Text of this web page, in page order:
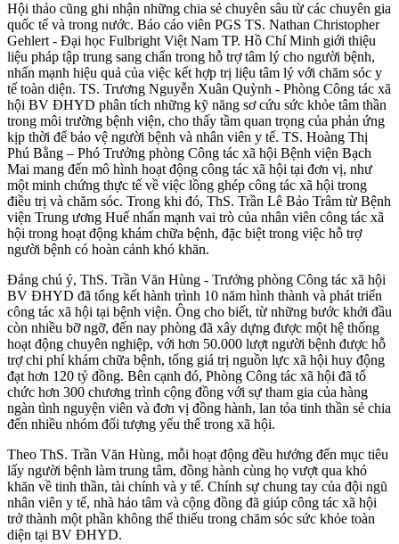
Hội thảo cũng ghi nhận những chia sẻ chuyên sâu từ các chuyên gia
quốc tế và trong nước. Báo cáo viên PGS TS. Nathan Christopher
Gehlert - Đại học Fulbright Việt Nam TP. Hồ Chí Minh giới thiệu
liệu pháp tập trung sang chấn trong hỗ trợ tâm lý cho người bệnh,
nhấn mạnh hiệu quả của việc kết hợp trị liệu tâm lý với chăm sóc y
tế toàn diện. TS. Trương Nguyễn Xuân Quỳnh - Phòng Công tác xã
hội BV ĐHYD phân tích những kỹ năng sơ cứu sức khỏe tâm thần
trong môi trường bệnh viện, cho thấy tầm quan trọng của phản ứng
kịp thời để bảo vệ người bệnh và nhân viên y tế. TS. Hoàng Thị
Phú Bằng – Phó Trưởng phòng Công tác xã hội Bệnh viện Bạch
Mai mang đến mô hình hoạt động công tác xã hội tại đơn vị, như
một minh chứng thực tế về việc lồng ghép công tác xã hội trong
điều trị và chăm sóc. Trong khi đó, ThS. Trần Lê Bảo Trâm từ Bệnh
viện Trung ương Huế nhấn mạnh vai trò của nhân viên công tác xã
hội trong hoạt động khám chữa bệnh, đặc biệt trong việc hỗ trợ
người bệnh có hoàn cảnh khó khăn.
Đáng chú ý, ThS. Trần Văn Hùng - Trưởng phòng Công tác xã hội
BV ĐHYD đã tổng kết hành trình 10 năm hình thành và phát triển
công tác xã hội tại bệnh viện. Ông cho biết, từ những bước khởi đầu
còn nhiều bỡ ngỡ, đến nay phòng đã xây dựng được một hệ thống
hoạt động chuyên nghiệp, với hơn 50.000 lượt người bệnh được hỗ
trợ chi phí khám chữa bệnh, tổng giá trị nguồn lực xã hội huy động
đạt hơn 120 tỷ đồng. Bên cạnh đó, Phòng Công tác xã hội đã tổ
chức hơn 300 chương trình cộng đồng với sự tham gia của hàng
ngàn tình nguyện viên và đơn vị đồng hành, lan tỏa tinh thần sẻ chia
đến nhiều nhóm đối tượng yếu thế trong xã hội.
Theo ThS. Trần Văn Hùng, mỗi hoạt động đều hướng đến mục tiêu
lấy người bệnh làm trung tâm, đồng hành cùng họ vượt qua khó
khăn về tinh thần, tài chính và y tế. Chính sự chung tay của đội ngũ
nhân viên y tế, nhà hảo tâm và cộng đồng đã giúp công tác xã hội
trở thành một phần không thể thiếu trong chăm sóc sức khỏe toàn
diện tại BV ĐHYD.